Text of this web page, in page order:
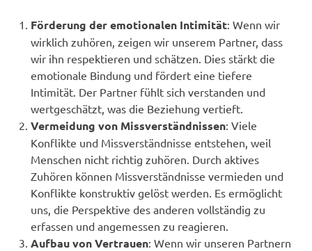
Förderung der emotionalen Intimität: Wenn wir
wirklich zuhören, zeigen wir unserem Partner, dass
wir ihn respektieren und schätzen. Dies stärkt die
emotionale Bindung und fördert eine tiefere
Intimität. Der Partner fühlt sich verstanden und
wertgeschätzt, was die Beziehung vertieft.
Vermeidung von Missverständnissen: Viele
Konflikte und Missverständnisse entstehen, weil
Menschen nicht richtig zuhören. Durch aktives
Zuhören können Missverständnisse vermieden und
Konflikte konstruktiv gelöst werden. Es ermöglicht
uns, die Perspektive des anderen vollständig zu
erfassen und angemessen zu reagieren.
Aufbau von Vertrauen: Wenn wir unseren Partnern